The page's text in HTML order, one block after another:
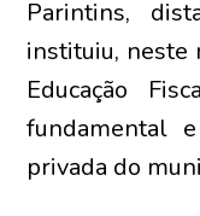
Parintins,
instituiu, neste
Educação
fundamental
privada do